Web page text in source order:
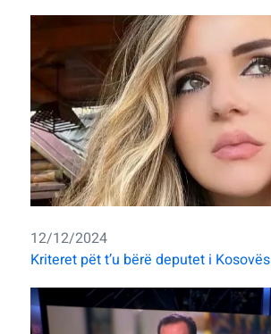
12/12/2024
Kriteret pët t’u bërë deputet i Kosovës